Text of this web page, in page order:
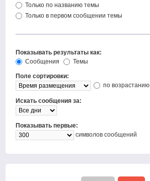
Только по названию темы
Только в первом сообщении темы
Показывать результаты как:
Сообщения
Темы
Поле сортировки:
по возрастанию
Искать сообщения за:
Показывать первые:
символов сообщений